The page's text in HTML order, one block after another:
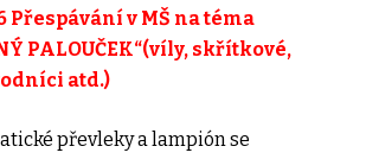
Přespávání v MŠ na téma
PALOUČEK“(víly, skřítkové,
atd.)
převleky a lampión se